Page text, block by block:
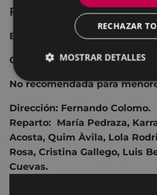
Ficha técnica
España 2021 97 min.
Comedia.
No recomendada para
Dirección: Fernando Colomo.
Reparto: María Pedraza,
Acosta, Quim Àvila, Lola
Rosa, Cristina Gallego, Luis
Cuevas.
RECHAZAR
MOSTRAR DETALLES